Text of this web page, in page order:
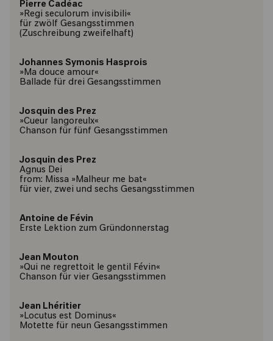
Pierre Cadéac
»Regi seculorum invisibili«
für zwölf Gesangsstimmen
(Zuschreibung zweifelhaft)
Johannes Symonis Hasprois
»Ma douce amour«
Ballade für drei Gesangsstimmen
Josquin des Prez
»Cueur langoreulx«
Chanson für fünf Gesangsstimmen
Josquin des Prez
Agnus Dei
from: Missa »Malheur me bat«
für vier, zwei und sechs Gesangsstimmen
Antoine de Févin
Erste Lektion zum Gründonnerstag
Jean Mouton
»Qui ne regrettoit le gentil Févin«
Chanson für vier Gesangsstimmen
Jean Lhéritier
»Locutus est Dominus«
Motette für neun Gesangsstimmen